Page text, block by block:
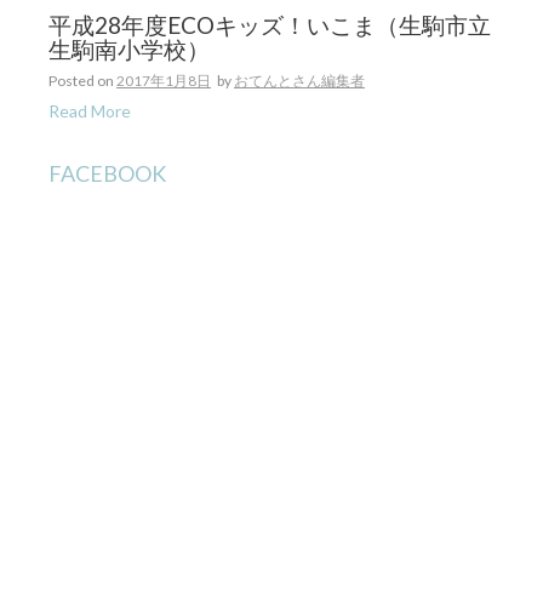
平成28年度ECOキッズ！いこま（生駒市立
生駒南小学校）
Posted on 2017年1月8日 by おてんとさん編集者
Read More
FACEBOOK